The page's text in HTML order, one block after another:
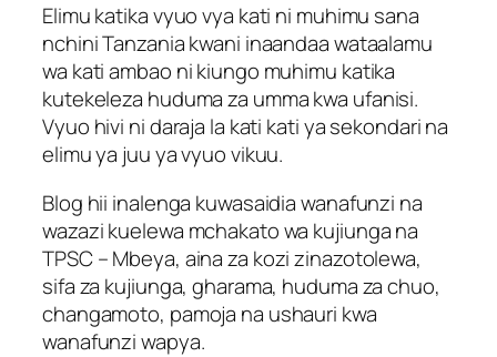
Elimu katika vyuo vya kati ni muhimu sana
nchini Tanzania kwani inaandaa wataalamu
wa kati ambao ni kiungo muhimu katika
kutekeleza huduma za umma kwa ufanisi.
Vyuo hivi ni daraja la kati kati ya sekondari na
elimu ya juu ya vyuo vikuu.
Blog hii inalenga kuwasaidia wanafunzi na
wazazi kuelewa mchakato wa kujiunga na
TPSC – Mbeya, aina za kozi zinazotolewa,
sifa za kujiunga, gharama, huduma za chuo,
changamoto, pamoja na ushauri kwa
wanafunzi wapya.